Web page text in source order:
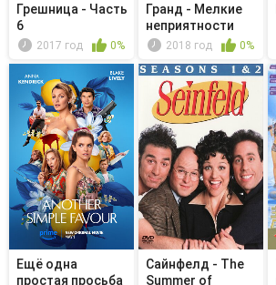
Грешница - Часть
6
2017 год 0%
Гранд - Мелкие
неприятности
2018 год 0%
Ещё одна
простая просьба
Сайнфелд - The
Summer of